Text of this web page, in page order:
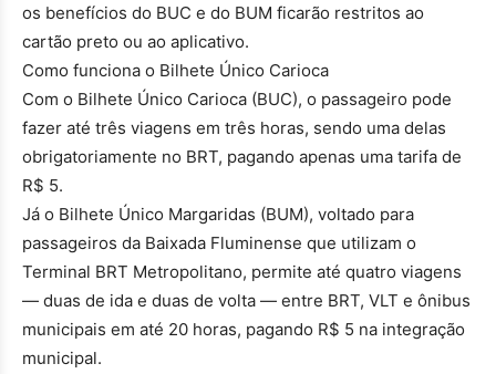
os benefícios do BUC e do BUM ficarão restritos ao
cartão preto ou ao aplicativo.
Como funciona o Bilhete Único Carioca
Com o Bilhete Único Carioca (BUC), o passageiro pode
fazer até três viagens em três horas, sendo uma delas
obrigatoriamente no BRT, pagando apenas uma tarifa de
R$ 5.
Já o Bilhete Único Margaridas (BUM), voltado para
passageiros da Baixada Fluminense que utilizam o
Terminal BRT Metropolitano, permite até quatro viagens
— duas de ida e duas de volta — entre BRT, VLT e ônibus
municipais em até 20 horas, pagando R$ 5 na integração
municipal.